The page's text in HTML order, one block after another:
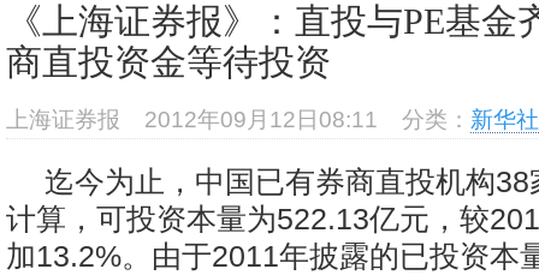
在
沥
《上海证券报》：直投与PE基金
商直投资金等待投资
上海证券报 2012年09月12日08:11 分类： 新华
迄今为止，中国已有券商直投机构
计算，可投资本量为522.13亿元，较
加13.2%。由于2011年披露的已投资本